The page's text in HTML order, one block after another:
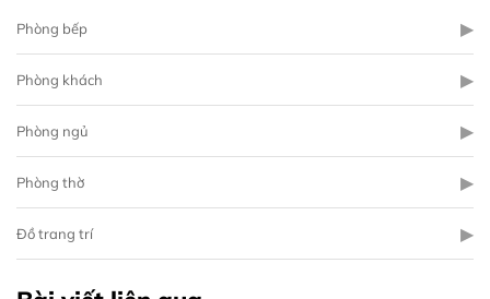
Phòng bếp ▶
Phòng khách ▶
Phòng ngủ ▶
Phòng thờ ▶
Đồ trang trí ▶